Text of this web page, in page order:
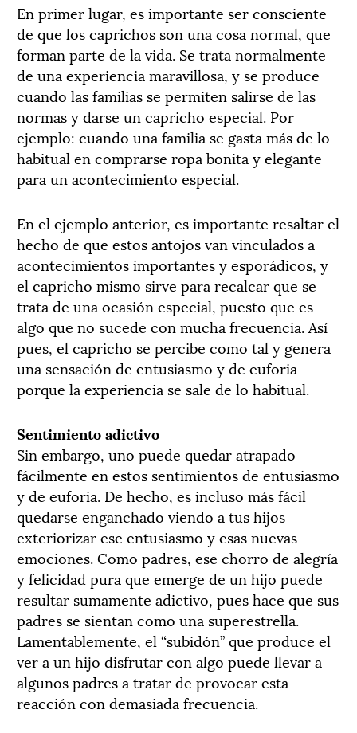
En primer lugar, es importante ser consciente
de que los caprichos son una cosa normal, que
forman parte de la vida. Se trata normalmente
de una experiencia maravillosa, y se produce
cuando las familias se permiten salirse de las
normas y darse un capricho especial. Por
ejemplo: cuando una familia se gasta más de lo
habitual en comprarse ropa bonita y elegante
para un acontecimiento especial.
En el ejemplo anterior, es importante resaltar el
hecho de que estos antojos van vinculados a
acontecimientos importantes y esporádicos, y
el capricho mismo sirve para recalcar que se
trata de una ocasión especial, puesto que es
algo que no sucede con mucha frecuencia. Así
pues, el capricho se percibe como tal y genera
una sensación de entusiasmo y de euforia
porque la experiencia se sale de lo habitual.
Sentimiento adictivo
Sin embargo, uno puede quedar atrapado
fácilmente en estos sentimientos de entusiasmo
y de euforia. De hecho, es incluso más fácil
quedarse enganchado viendo a tus hijos
exteriorizar ese entusiasmo y esas nuevas
emociones. Como padres, ese chorro de alegría
y felicidad pura que emerge de un hijo puede
resultar sumamente adictivo, pues hace que sus
padres se sientan como una superestrella.
Lamentablemente, el “subidón” que produce el
ver a un hijo disfrutar con algo puede llevar a
algunos padres a tratar de provocar esta
reacción con demasiada frecuencia.